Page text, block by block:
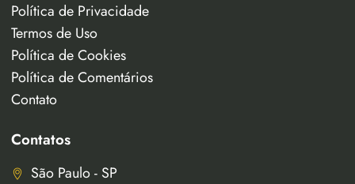
Política de Privacidade
Termos de Uso
Política de Cookies
Política de Comentários
Contato
Contatos
São Paulo - SP